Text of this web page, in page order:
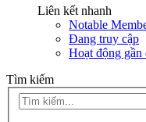
Liên kết nhanh
Notable
Đang truy cập
Hoạt động gần
Tìm kiếm